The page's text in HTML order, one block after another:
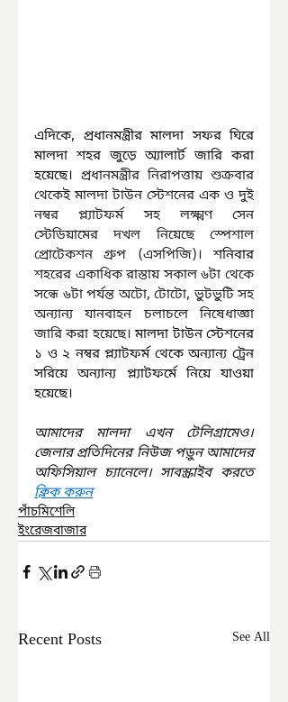
এদিকে, প্রধানমন্ত্রীর মালদা সফর ঘিরে
মালদা শহর জুড়ে অ্যালার্ট জারি করা
হয়েছে। প্রধানমন্ত্রীর নিরাপত্তায় শুক্রবার
থেকেই মালদা টাউন স্টেশনের এক ও দুই
নম্বর প্ল্যাটফর্ম সহ লক্ষ্মণ সেন
স্টেডিয়ামের দখল নিয়েছে স্পেশাল
প্রোটেকশন গ্রুপ (এসপিজি)।
শহরের একাধিক রাস্তায় সকাল ৬টা থেকে
সন্ধে ৬টা পর্যন্ত অটো, টোটো, ভুটভুটি সহ
অন্যান্য যানবাহন চলাচলে নিষেধাজ্ঞা
জারি করা হয়েছে। মালদা টাউন স্টেশনের
১ ও ২ নম্বর প্ল্যাটফর্ম থেকে অন্যান্য ট্রেন
সরিয়ে অন্যান্য প্ল্যাটফর্মে নিয়ে যাওয়া
হয়েছে।
আমাদের মালদা এখন টেলিগ্রামেও।
জেলার প্রতিদিনের নিউজ পড়ুন আমাদের
অফিসিয়াল চ্যানেলে। সাবস্ক্রাইব করতে
ক্লিক করুন
পাঁচমিশেলি
ইংরেজবাজার
Recent Posts See All